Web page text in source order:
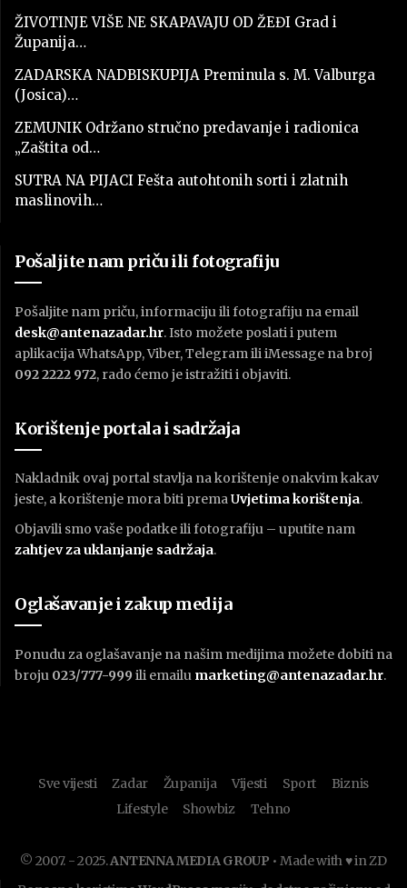
ŽIVOTINJE VIŠE NE SKAPAVAJU OD ŽEĐI Grad i
Županija…
ZADARSKA NADBISKUPIJA Preminula s. M. Valburga
(Josica)…
ZEMUNIK Održano stručno predavanje i radionica
„Zaštita od…
SUTRA NA PIJACI Fešta autohtonih sorti i zlatnih
maslinovih…
Pošaljite nam priču ili fotografiju
Pošaljite nam priču, informaciju ili fotografiju na email
desk@antenazadar.hr. Isto možete poslati i putem
aplikacija WhatsApp, Viber, Telegram ili iMessage na broj
092 2222 972, rado ćemo je istražiti i objaviti.
Korištenje portala i sadržaja
Nakladnik ovaj portal stavlja na korištenje onakvim kakav
jeste, a korištenje mora biti premaUvjetima korištenja.
Objavili smo vaše podatke ili fotografiju – uputite nam
zahtjev za uklanjanje sadržaja.
Oglašavanje i zakup medija
Ponudu za oglašavanje na našim medijima možete dobiti na
broju 023/777-999 ili emailu marketing@antenazadar.hr.
Sve vijesti Zadar Županija Vijesti Sport
Biznis
Lifestyle
Showbiz Tehno
© 2007. - 2025.ANTENNA MEDIA GROUP • Made with ♥ in ZD